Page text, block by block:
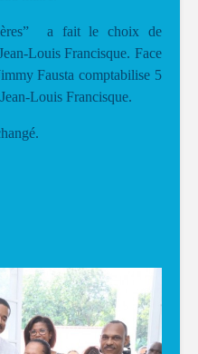
a fait le choix de
Louis Francisque. Face
Fausta comptabilise 5
Louis Francisque.